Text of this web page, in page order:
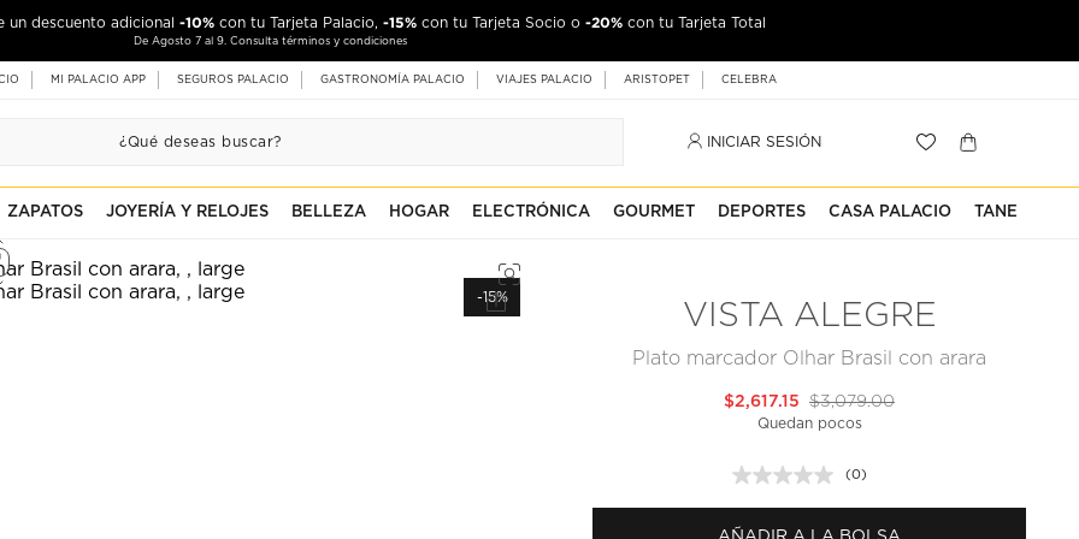
un descuento adicional -10% con tu Tarjeta Palacio, -15% con tu Tarjeta Socio o -20% con tu Tarjeta Total
De Agosto 7 al 9. Consulta términos y condiciones
MI PALACIO APP SEGUROS PALACIO GASTRONOMÍA PALACIO VIAJES PALACIO ARISTOPET CELEBRA
INICIAR SESIÓN
ZAPATOS JOYERÍA Y RELOJES BELLEZA HOGAR ELECTRÓNICA GOURMET DEPORTES CASA PALACIO TANE
-15%
VISTA ALEGRE
Plato marcador Olhar Brasil con arara
$3,079.00
$2,617.15
Quedan pocos
Sin
puntuación.
(0)